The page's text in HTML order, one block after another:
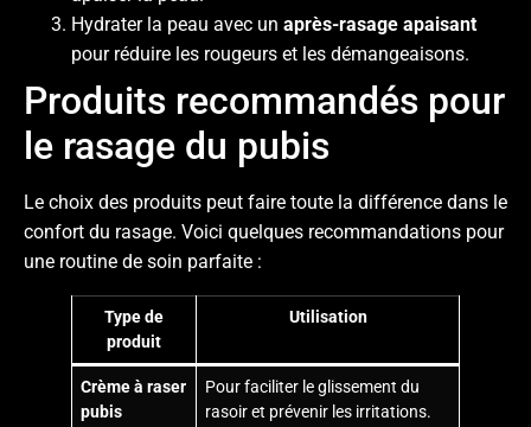
Hydrater la peau avec un après-rasage apaisant
pour réduire les rougeurs et les démangeaisons.
Produits recommandés pour
le rasage du pubis
Le choix des produits peut faire toute la différence dans le
confort du rasage. Voici quelques recommandations pour
une routine de soin parfaite :
Type de
produit
Utilisation
Crème à raser
pubis
Pour faciliter le glissement du
rasoir et prévenir les irritations.